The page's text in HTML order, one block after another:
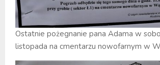
Ostatnie pożegnanie pana Adama w
listopada na cmentarzu nowofarnym w